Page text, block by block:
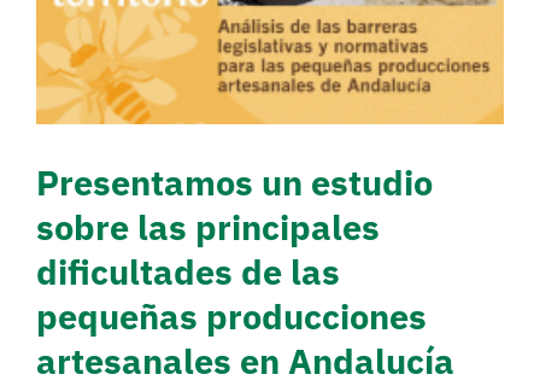
artesanales en Andalucía
Alimentación saludable Investigación
Presentamos un estudio
sobre las principales
dificultades de las
pequeñas producciones
artesanales en Andalucía